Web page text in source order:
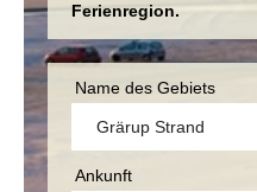
Ferienregion.
Name des Gebiets
Ankunft